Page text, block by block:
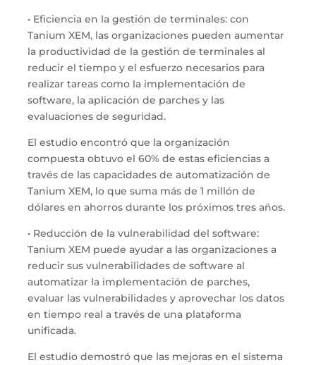
• Eficiencia en la gestión de terminales: con
Tanium XEM, las organizaciones pueden aumentar
la productividad de la gestión de terminales al
reducir el tiempo y el esfuerzo necesarios para
realizar tareas como la implementación de
software, la aplicación de parches y las
evaluaciones de seguridad.
El estudio encontró que la organización
compuesta obtuvo el 60% de estas eficiencias a
través de las capacidades de automatización de
Tanium XEM, lo que suma más de 1 millón de
dólares en ahorros durante los próximos tres años.
• Reducción de la vulnerabilidad del software:
Tanium XEM puede ayudar a las organizaciones a
reducir sus vulnerabilidades de software al
automatizar la implementación de parches,
evaluar las vulnerabilidades y aprovechar los datos
en tiempo real a través de una plataforma
unificada.
El estudio demostró que las mejoras en el sistema